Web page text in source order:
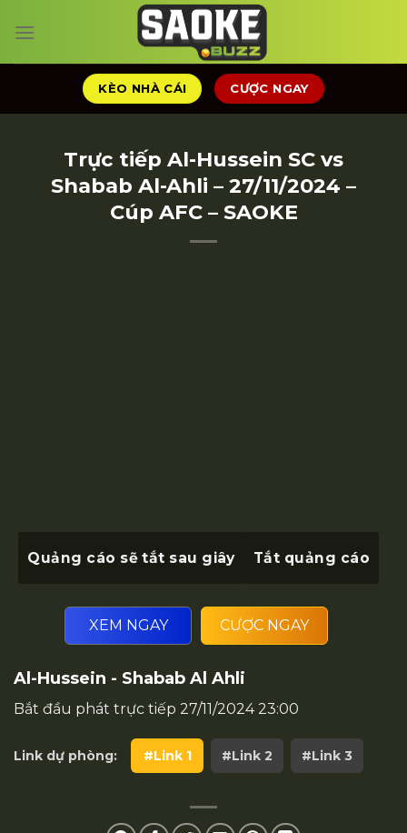
đến
KÈO NHÀ CÁI CƯỢC NGAY
Trực tiếp Al-Hussein SC vs
Shabab Al-Ahli – 27/11/2024 –
Cúp AFC – SAOKE
Quảng cáo sẽ tắt sau giây Tắt quảng cáo
XEM NGAY CƯỢC NGAY
Al-Hussein - Shabab Al Ahli
Bắt đầu phát trực tiếp 27/11/2024 23:00
Link dự phòng: #Link 1 #Link 2 #Link 3